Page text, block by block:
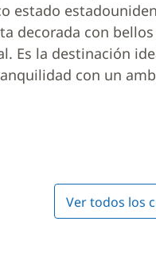
estado
decorada con
Es la destinación
con un
Ver todos los